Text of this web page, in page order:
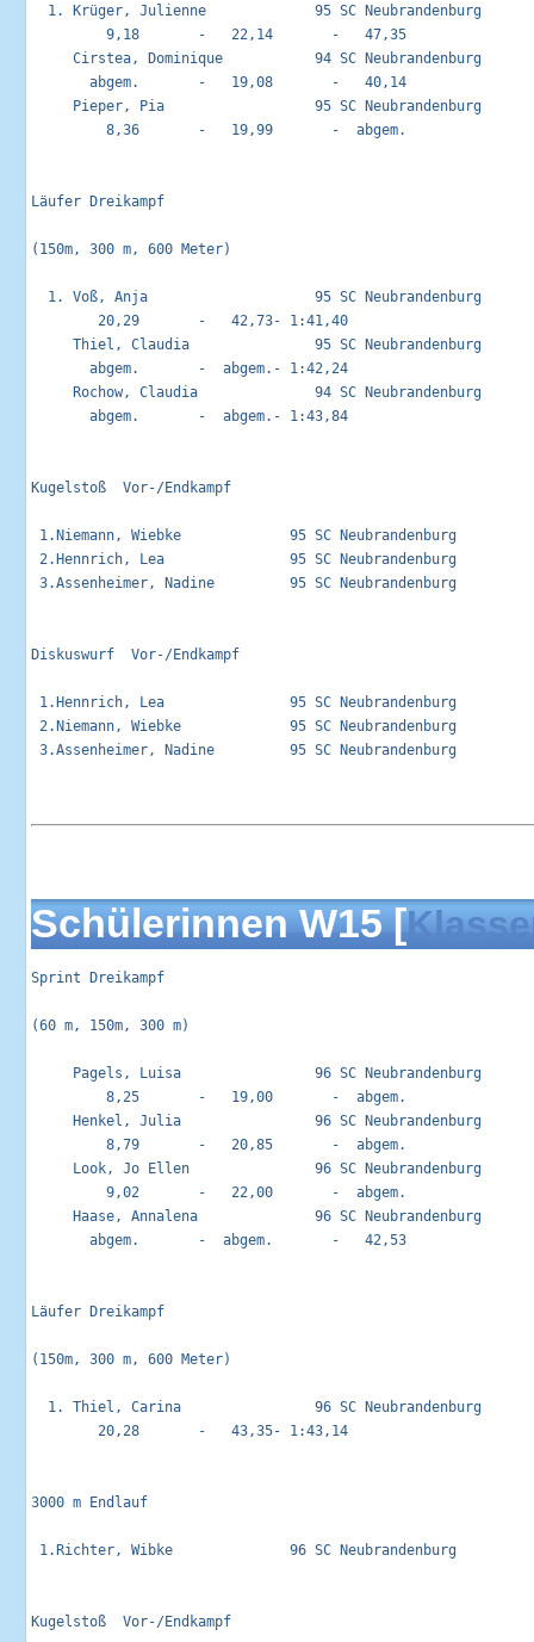
1. Krüger, Julienne             95 SC Neubrandenburg
         9,18       -   22,14       -   47,35
Cirstea, Dominique           94 SC
       abgem.       -   19,08       -   40,14
Pieper, Pia                  95 SC
         8,36       -   19,99       -  abgem.
Läufer Dreikampf
(150m, 300 m, 600 Meter)
1. Voß, Anja                    95 SC Neubrandenburg
        20,29       -   42,73- 1:41,40
Thiel, Claudia               95 SC
       abgem.       -  abgem.- 1:42,24
Rochow, Claudia              94 SC
       abgem.       -  abgem.- 1:43,84
Kugelstoß  Vor-/Endkampf
1.Niemann, Wiebke             95 SC Neubrandenburg
2.Hennrich, Lea               95 SC Neubrandenburg
3.Assenheimer, Nadine         95 SC Neubrandenburg
Diskuswurf  Vor-/Endkampf
1.Hennrich, Lea               95 SC Neubrandenburg
2.Niemann, Wiebke             95 SC Neubrandenburg
3.Assenheimer, Nadine         95 SC Neubrandenburg
Schülerinnen W15 [
Sprint Dreikampf
(60 m, 150m, 300 m)
Pagels, Luisa                96 SC
         8,25       -   19,00       -  abgem.
Henkel, Julia                96 SC
         8,79       -   20,85       -  abgem.
Look, Jo Ellen               96 SC
         9,02       -   22,00       -  abgem.
Haase, Annalena              96 SC
       abgem.       -  abgem.       -   42,53
Läufer Dreikampf
(150m, 300 m, 600 Meter)
1. Thiel, Carina                96 SC Neubrandenburg
        20,28       -   43,35- 1:43,14
3000 m Endlauf
1.Richter, Wibke              96 SC Neubrandenburg
Kugelstoß  Vor-/Endkampf